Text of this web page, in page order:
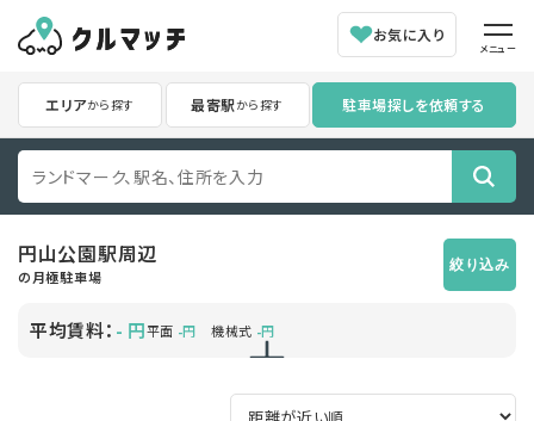
エリアから探す 最寄駅から探す
お気に入り
駐車場探しを依頼する
メニュー
円山公園駅周辺
の月極駐車場
絞り込み
平均賃料： - 円平面 -円 機械式 -円